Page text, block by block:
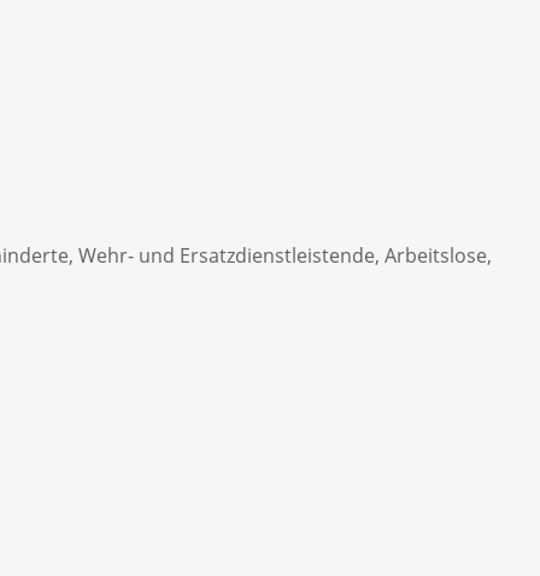
Wehr- und Ersatzdienstleistende, Arbeitslose,